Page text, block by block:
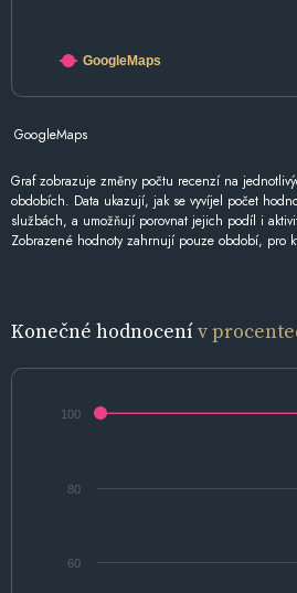
GoogleMaps
GoogleMaps
Graf zobrazuje změny počtu recenzí na
obdobích. Data ukazují, jak se vyvíjel počet
službách, a umožňují porovnat jejich podíl i
Zobrazené hodnoty zahrnují pouze období, pro
Konečné hodnocenív
60
80
100